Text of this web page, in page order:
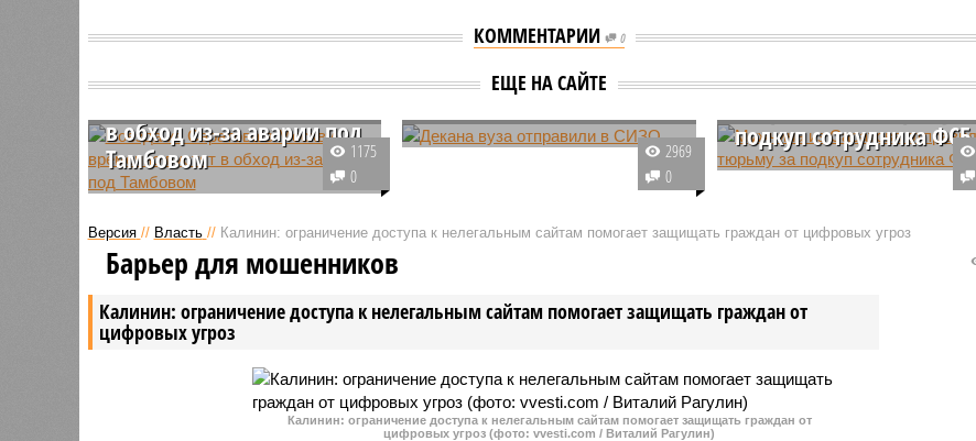
КОММЕНТАРИИ 0
ЕЩЕ НА САЙТЕ
Поезда из Саратова в
в обход из-за аварии под
Тамбовом
Приволжская железная дорога
восстановлению движения после
схода с рельсов грузовых
вагонов на станции Кочетовка-2 в
Тамбовской области. Как
сообщает пресс-служба
пассажирских поездов,
следующих из Саратовской
области в столицу, проследуют
1175
0
Декана вуза отправили в
СИЗО
В Саратове декана вуза по
взяток за пособничество в
2969
0
Мужчина из Саратова
подкуп сотрудника ФСБ
Попытка выкупить брата за 100
тысяч рублей стоила мужчине
Саратова предложил деньги
Версия // Власть // Калинин: ограничение доступа к нелегальным сайтам помогает защищать граждан от цифровых угроз
Калинин: ограничение доступа к нелегальным сайтам помогает защищать граждан от
цифровых угроз
Барьер для мошенников
Калинин: ограничение доступа к нелегальным сайтам помогает защищать граждан от
цифровых угроз (фото: vvesti.com / Виталий Рагулин)